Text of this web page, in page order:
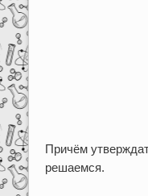
Причём
решаемся.